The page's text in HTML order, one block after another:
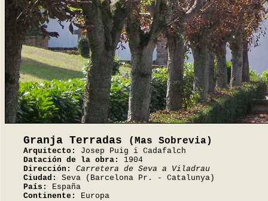
Granja Terradas (Mas Sobrevia)
Arquitecto:
Josep Puig i Cadafalch
Datación de la obra:
1904
Dirección:
Carretera de Seva a Viladrau
Ciudad:
Seva (Barcelona Pr. - Catalunya)
País:
España
Continente:
Europa